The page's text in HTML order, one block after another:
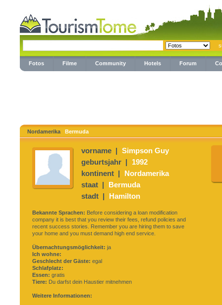
Fotos Filme Community Hotels Forum
Nordamerika Bermuda
vorname | Simpson Guy
geburtsjahr |
1992
kontinent |
Nordamerika
staat |
Bermuda
stadt |
Hamilton
Bekannte Sprachen: Before considering a loan modification
company it is best that you review their fees, refund policies and
recent success stories. Remember you are hiring them to save
your home and you must demand high end service.
Übernachtungsmöglichkeit: ja
Ich wohne:
Geschlecht der Gäste: egal
Schlafplatz:
Essen: gratis
Tiere: Du darfst dein Haustier mitnehmen
Weitere Informationen: